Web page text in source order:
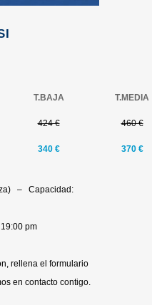
T.BAJA T.MEDIA
424 € 460 €
340 € 370€
– Capacidad:
pm
rellena el formulario
en contacto contigo.